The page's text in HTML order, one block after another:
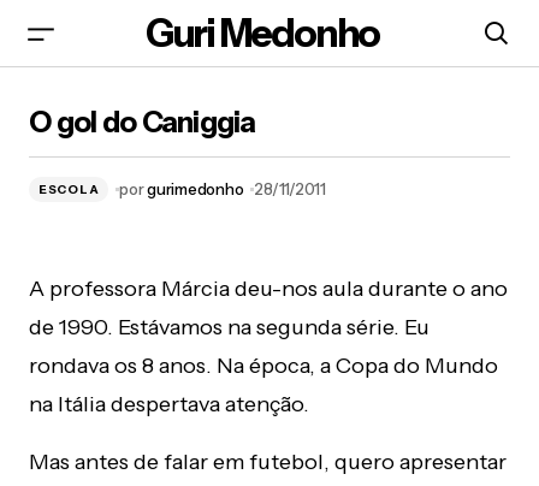
Guri Medonho
O gol do Caniggia
ESCOLA porgurimedonho 28/11/2011
A professora Márcia deu-nos aula durante o ano
de 1990. Estávamos na segunda série. Eu
rondava os 8 anos. Na época, a Copa do Mundo
na Itália despertava atenção.
Mas antes de falar em futebol, quero apresentar